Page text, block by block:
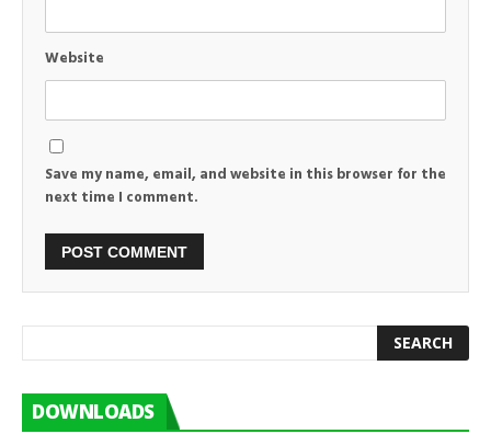
Website
Save my name, email, and website in this browser for the
next time I comment.
DOWNLOADS